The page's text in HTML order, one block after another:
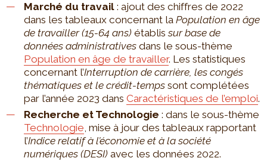
Marché du travail : ajout des chiffres de 2022
dans les tableaux concernant la Population en âge
de travailler (15-64 ans) établis sur base de
données administratives dans le sous-thème
Population en âge de travailler. Les statistiques
concernant l’Interruption de carrière, les congés
thématiques et le crédit-temps sont complétées
par l’année 2023 dans Caractéristiques de l’emploi.
Recherche et Technologie : dans le sous-thème
Technologie, mise à jour des tableaux rapportant
l’Indice relatif à l’économie et à la société
numériques (DESI) avec les données 2022.